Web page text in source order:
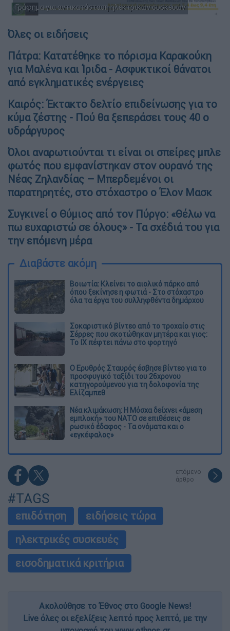
Γράφημα για αντικατάσταση ηλεκτρικών συσκευών
Όλες οι ειδήσεις
Πάτρα: Κατατέθηκε το πόρισμα Καρακούκη
για Μαλένα και Ίριδα - Ασφυκτικοί θάνατοι
από εγκληματικές ενέργειες
Καιρός: Έκτακτο δελτίο επιδείνωσης για το
κύμα ζέστης - Πού θα ξεπεράσει τους 40 ο
υδράργυρος
Όλοι αναρωτιούνται τι είναι οι σπείρες μπλε
φωτός που εμφανίστηκαν στον ουρανό της
Νέας Ζηλανδίας – Μπερδεμένοι οι
παρατηρητές, στο στόχαστρο ο Έλον Μασκ
Συγκινεί ο Θύμιος από τον Πύργο: «Θέλω να
πω ευχαριστώ σε όλους» - Τα σχέδιά του για
την επόμενη μέρα
Διαβάστε ακόμη
Βοιωτία: Κλείνει το αιολικό πάρκο από
όπου ξεκίνησε η φωτιά - Στο στόχαστρο
όλα τα έργα του συλληφθέντα δημάρχου
Σοκαριστικό βίντεο από το τροχαίο στις
Σέρρες που σκοτώθηκαν μητέρα και γιος:
Το ΙΧ πέφτει πάνω στο φορτηγό
Ο Ερυθρός Σταυρός έσβησε βίντεο για το
προσφυγικό ταξίδι του 26χρονου
κατηγορούμενου για τη δολοφονία της
Ελίζαμπεθ
Νέα κλιμάκωση: Η Μόσχα δείχνει «άμεση
εμπλοκή» του ΝΑΤΟ σε επιθέσεις σε
ρωσικό έδαφος - Τα ονόματα και ο
«εγκέφαλος»
επόμενο
άρθρο
#TAGS
επιδότηση
ειδήσεις τώρα
ηλεκτρικές συσκευές
εισοδηματικά κριτήρια
Ακολούθησε το Έθνος στο Google News!
Live όλες οι εξελίξεις λεπτό προς λεπτό, με την